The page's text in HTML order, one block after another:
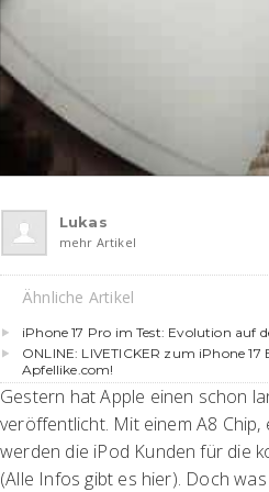
Lukas
mehr Artikel
Ähnliche Artikel
iPhone 17 Pro im Test: Evolution auf
ONLINE: LIVETICKER zum iPhone 17
Apfellike.com!
Gestern hat Apple einen schon
veröffentlicht. Mit einem A8
werden die iPod Kunden für die
(Alle Infos gibt es hier). Doch